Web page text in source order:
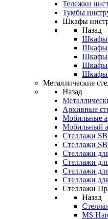
Тележки
Тумбы
Шкафы
Назад
Шкафы
Шкафы
Шкафы
Шкафы
Шкафы
Металлические
Назад
Архивные
Мобильные
Мобильный
Стеллажи
Стеллажи
Стеллажи
Стеллажи
Стеллажи
Стеллажи
Стеллажи
Назад
MS